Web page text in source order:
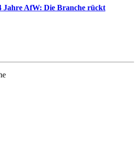
Jahre AfW: Die Branche rückt